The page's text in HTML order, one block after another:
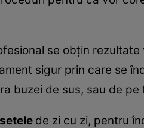
se obțin
sigur prin care se
buzei de sus, sau de
de zi cu zi, pentru